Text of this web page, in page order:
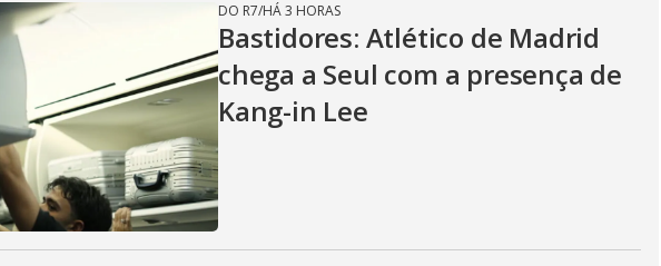
DO R7/HÁ 3 HORAS
Bastidores: Atlético de Madrid
chega a Seul com a presença de
Kang-in Lee